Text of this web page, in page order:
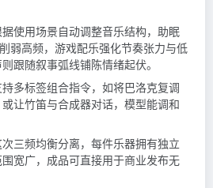
据使用场景自动调整音乐结构，助眠
弱高频，游戏配乐强化节奏张力与低
跟随叙事弧线铺陈情绪起伏。
多标签组合指令，如将巴洛克复调
让竹笛与合成器对话，模型能调和
三频均衡分离，每件乐器拥有独立
宽广，成品可直接用于商业发布无